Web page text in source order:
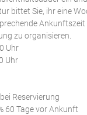
bittet Sie, ihr eine
zu organisieren.
Uhr
Uhr
Reservierung
60 Tage vor Ankunft